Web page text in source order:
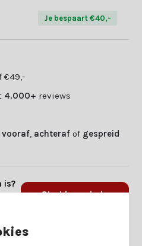
Je bespaart €40,-
€49,-
4.000+ reviews
vooraf achteraf of gespreid
is?
en
Start keuzehulp